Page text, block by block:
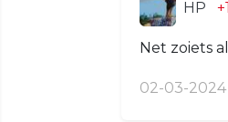
HP
Net zoiets
02-03-2024